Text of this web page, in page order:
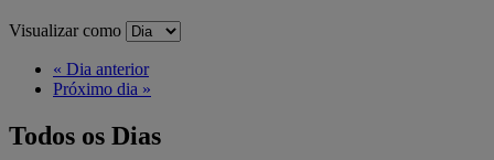
Visualizar como
« Dia anterior
Próximo dia »
Todos os Dias